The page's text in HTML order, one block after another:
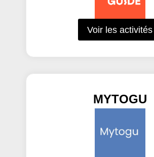
Voir les activités
MYTOGU